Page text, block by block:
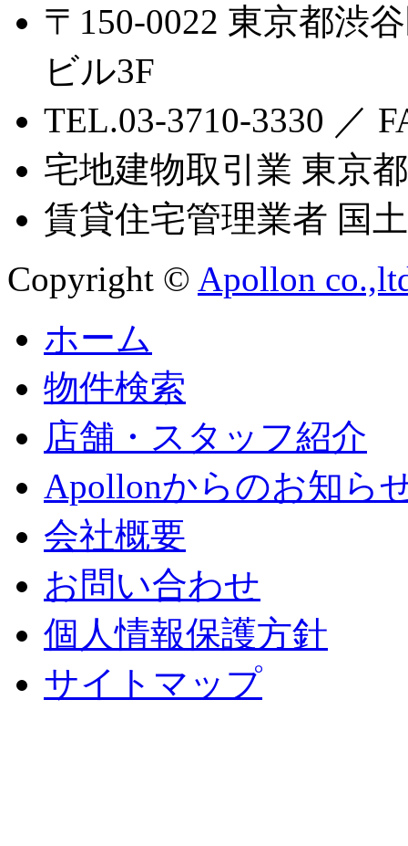
〒150-0022 東京都渋
ビル3F
TEL.03-3710-3330 ／
宅地建物取引業 東京
賃貸住宅管理業者 国
Copyright © Apollon
ホーム
物件検索
店舗・スタッフ紹介
Apollonからのお知ら
会社概要
お問い合わせ
個人情報保護方針
サイトマップ